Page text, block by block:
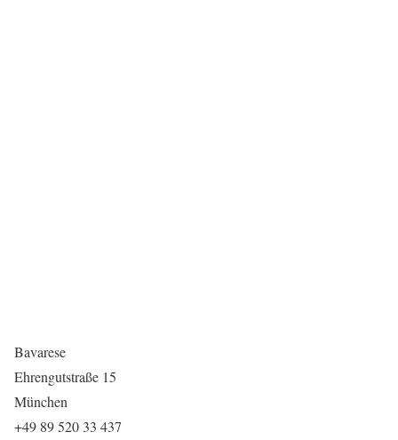
Bavarese
Ehrengutstraße 15
München
+49 89 520 33 437